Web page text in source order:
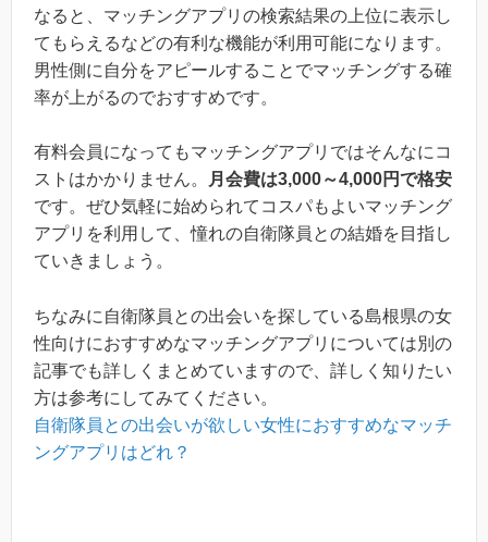
なると、マッチングアプリの検索結果の上位に表示し
てもらえるなどの有利な機能が利用可能になります。
男性側に自分をアピールすることでマッチングする確
率が上がるのでおすすめです。
有料会員になってもマッチングアプリではそんなにコ
ストはかかりません。
月会費は3,000～4,000円で格安
です。ぜひ気軽に始められてコスパもよいマッチング
アプリを利用して、憧れの自衛隊員との結婚を目指し
ていきましょう。
ちなみに自衛隊員との出会いを探している島根県の女
性向けにおすすめなマッチングアプリについては別の
記事でも詳しくまとめていますので、詳しく知りたい
方は参考にしてみてください。
自衛隊員との出会いが欲しい女性におすすめなマッチ
ングアプリはどれ？